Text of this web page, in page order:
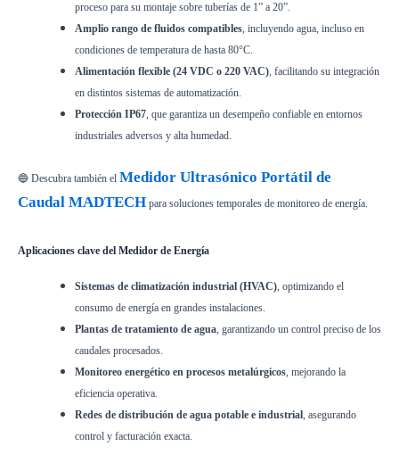
proceso para su montaje sobre tuberías de 1” a 20”.
Amplio rango de fluidos compatibles, incluyendo agua, incluso en
condiciones de temperatura de hasta 80°C.
Alimentación flexible (24 VDC o 220 VAC), facilitando su integración
en distintos sistemas de automatización.
Protección IP67, que garantiza un desempeño confiable en entornos
industriales adversos y alta humedad.
🔵 Descubra también el Medidor Ultrasónico Portátil de
Caudal MADTECH para soluciones temporales de monitoreo de energía.
Aplicaciones clave del Medidor de Energía
Sistemas de climatización industrial (HVAC), optimizando el
consumo de energía en grandes instalaciones.
Plantas de tratamiento de agua, garantizando un control preciso de los
caudales procesados.
Monitoreo energético en procesos metalúrgicos, mejorando la
eficiencia operativa.
Redes de distribución de agua potable e industrial, asegurando
control y facturación exacta.